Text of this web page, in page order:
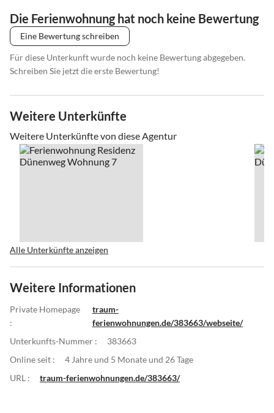
Die Ferienwohnung hat noch keine Bewertung
Eine Bewertung schreiben
Für diese Unterkunft wurde noch keine Bewertung abgegeben.
Schreiben Sie jetzt die erste Bewertung!
Weitere Unterkünfte
Weitere Unterkünfte von diese Agentur
Alle Unterkünfte anzeigen
Weitere Informationen
Private Homepage
:
traum-
ferienwohnungen.de/383663/webseite/
Unterkunfts-Nummer :
383663
Online seit :
4 Jahre und 5 Monate und 26 Tage
URL :
traum-ferienwohnungen.de/383663/